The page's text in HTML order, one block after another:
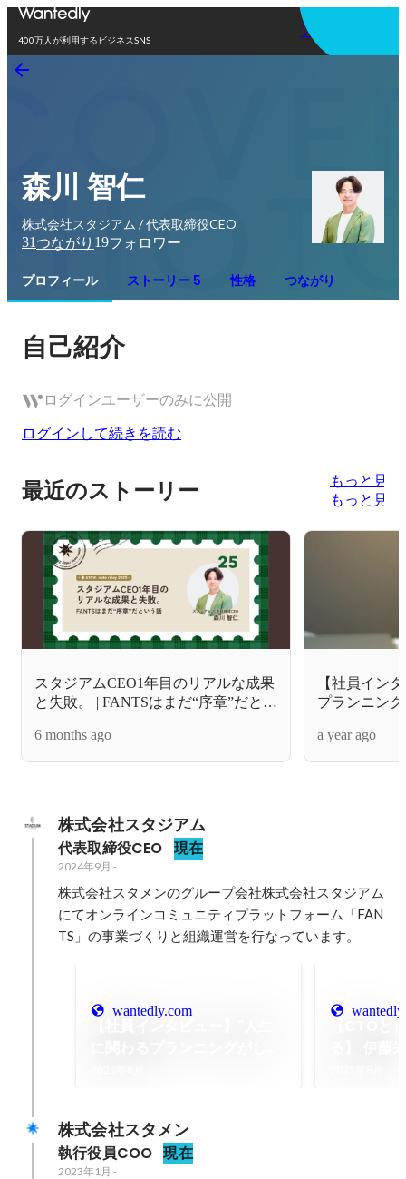
400万人が利用するビジネスSNS
アプリを使う
森川 智仁
株式会社スタジアム / 代表取締役CEO
31つながり 19フォロワー
プロフィール ストーリー 5 性格 つながり
自己紹介
ログインユーザーのみに公開
ログインして続きを読む
最近のストーリー
もっと見る
もっと見る
スタジアムCEO1年目のリアルな成果
と失敗。 | FANTSはまだ“序章”だとい
6 months ago
【社員イン
プランニン
ーへの挑戦
a year ago
株式会社スタジアム
代表取締役CEO 現在
2024年9月 -
株式会社スタメンのグループ会社株式会社スタジアム
にてオンラインコミュニティプラットフォーム「FAN
TS」の事業づくりと組織運営を行なっています。
wantedly.com
株式会社スタメン
執行役員COO 現在
2023年1月 -